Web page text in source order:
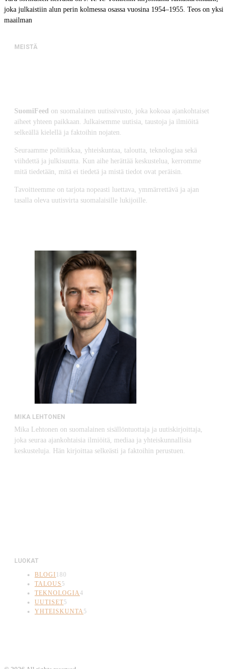
joka julkaistiin alun perin kolmessa osassa vuosina 1954–1955. Teos on yksi
maailman
MEISTÄ
SuomiFeed on suomalainen uutissivusto, joka kokoaa ajankohtaiset
aiheet yhteen paikkaan. Julkaisemme uutisia, taustoja ja ilmiöitä
selkeällä kielellä ja faktoihin nojaten.
Seuraamme politiikkaa, yhteiskuntaa, taloutta, teknologiaa sekä
viihdettä ja julkisuutta. Kun aihe herättää keskustelua, kerromme
mitä tiedetään, mitä ei tiedetä ja mistä tiedot ovat peräisin.
Tavoitteemme on tarjota nopeasti luettava, ymmärrettävä ja ajan
tasalla oleva uutisvirta suomalaisille lukijoille.
MIKA LEHTONEN
Mika Lehtonen on suomalainen sisällöntuottaja ja uutiskirjoittaja,
joka seuraa ajankohtaisia ilmiöitä, mediaa ja yhteiskunnallisia
keskusteluja. Hän kirjoittaa selkeästi ja faktoihin perustuen.
LUOKAT
BLOGI180
TALOUS 5
TEKNOLOGIA4
UUTISET5
YHTEISKUNTA 5